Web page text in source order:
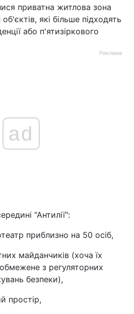
приватна житлова зона
які більше підходять
або п'ятизіркового
Реклама
ad
"Антилії":
приблизно на 50 осіб,
майданчиків (хоча їх
з регуляторних
безпеки),
простір,